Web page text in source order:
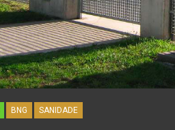
BNG SANIDADE